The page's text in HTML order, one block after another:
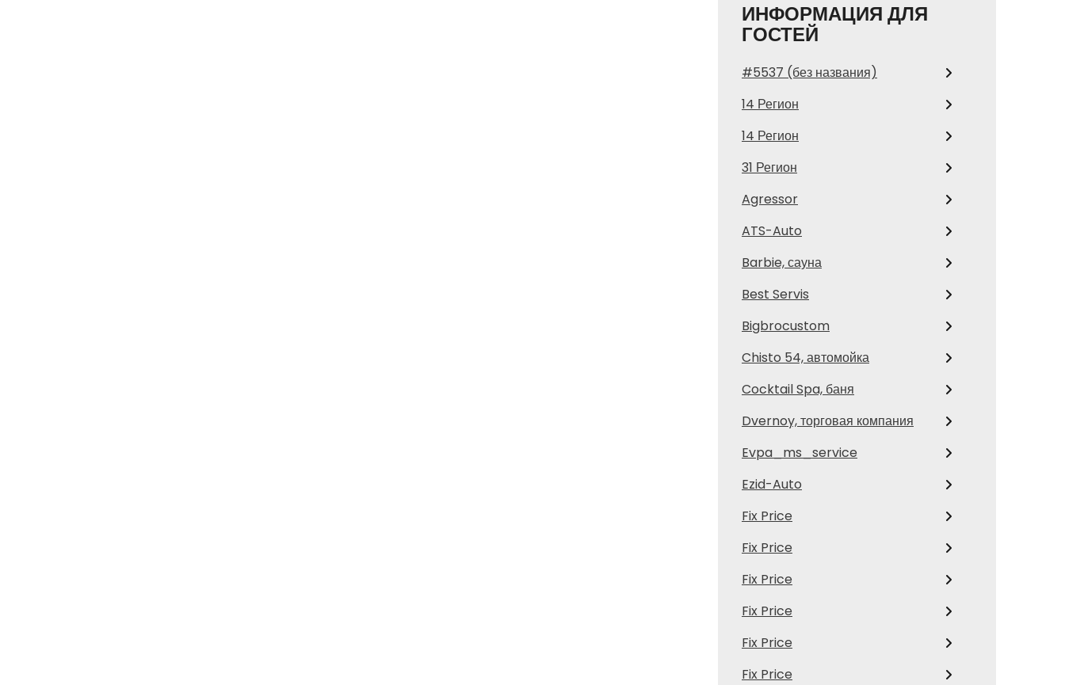
ИНФОРМАЦИЯ ДЛЯ
ГОСТЕЙ
#5537 (без названия)
14 Регион
14 Регион
31 Регион
Agressor
ATS-Auto
Barbie, сауна
Best Servis
Bigbrocustom
Chisto 54, автомойка
Cocktail Spa, баня
Dvernoy, торговая компания
Evpa_ms_service
Ezid-Auto
Fix Price
Fix Price
Fix Price
Fix Price
Fix Price
Fix Price